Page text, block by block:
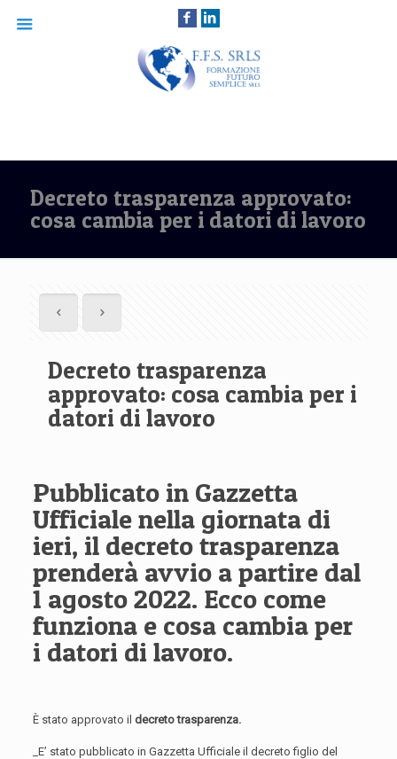
Decreto trasparenza approvato:
cosa cambia per i datori di lavoro
Decreto trasparenza
approvato: cosa cambia per i
datori di lavoro
Pubblicato in Gazzetta
Ufficiale nella giornata di
ieri, il decreto trasparenza
prenderà avvio a partire dal
1 agosto 2022. Ecco come
funziona e cosa cambia per
i datori di lavoro.
È stato approvato ildecreto trasparenza.
_E’ stato pubblicato in Gazzetta Ufficiale il decreto figlio del